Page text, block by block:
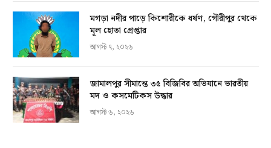
মগড়া নদীর পাড়ে কিশোরীকে ধর্ষণ, গৌরীপুর থেকে
মূল হোতা গ্রেপ্তার
আগস্ট ৭, ২০২৬
জামালপুর সীমান্তে ৩৫ বিজিবির অভিযানে ভারতীয়
মদ ও কসমেটিকস উদ্ধার
আগস্ট ৬, ২০২৬